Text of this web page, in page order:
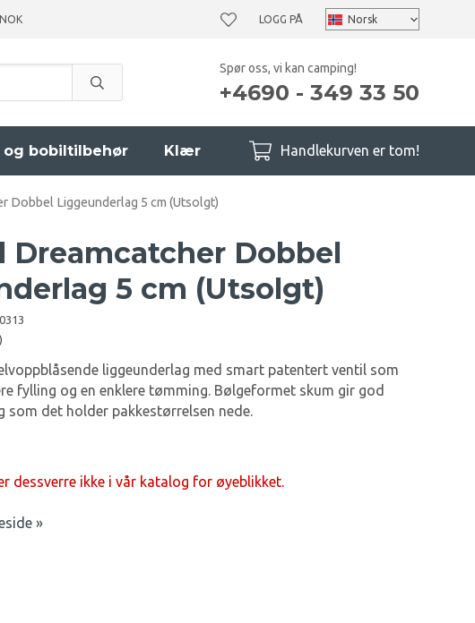
LOGG PÅ
Spør oss, vi kan camping!
+4690 - 349 33 50
og bobiltilbehør Klær Handlekurven er tom!
Dobbel Liggeunderlag 5 cm (Utsolgt)
Dreamcatcher Dobbel
5 cm (Utsolgt)
liggeunderlag med smart patentert ventil som
fylling og en enklere tømming. Bølgeformet skum gir god
det holder pakkestørrelsen nede.
dessverre ikke i vår katalog for øyeblikket.
»